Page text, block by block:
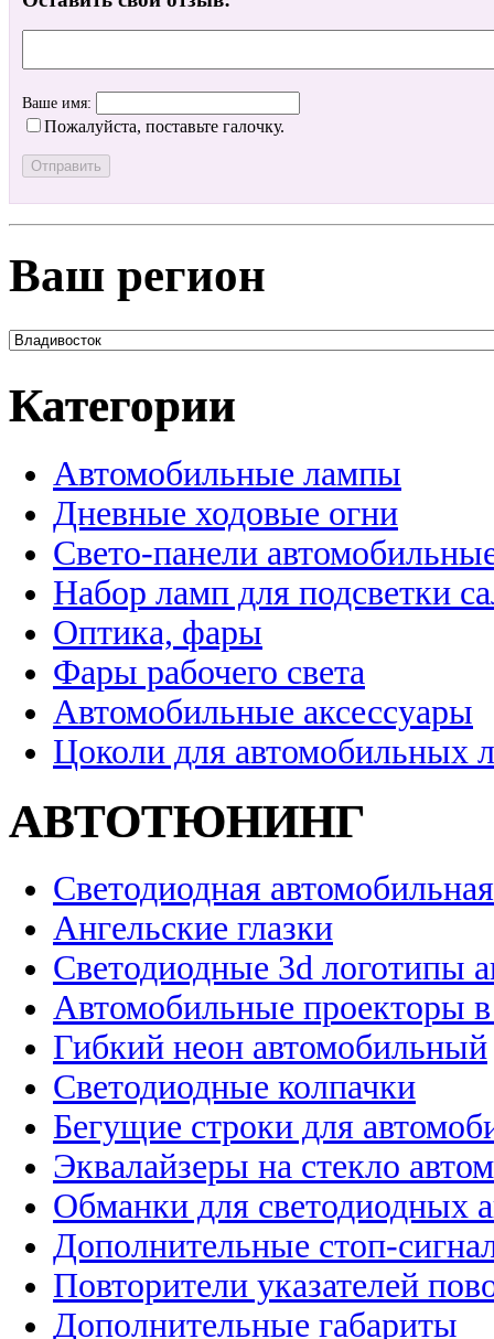
Ваше имя:
Пожалуйста, поставьте галочку.
Ваш регион
Категории
Автомобильные лампы
Дневные ходовые огни
Свето-панели
Набор ламп для подсветки
Оптика, фары
Фары рабочего света
Автомобильные аксессуары
Цоколи для автомобильных
АВТОТЮНИНГ
Светодиодная
Ангельские глазки
Светодиодные 3d логотипы
Автомобильные проекторы
Гибкий неон автомобильный
Светодиодные колпачки
Бегущие строки для
Эквалайзеры на стекло
Обманки для светодиодных
Дополнительные стоп-
Повторители указателей
Дополнительные габариты